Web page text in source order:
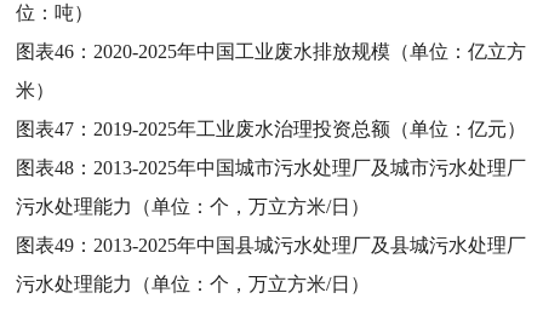
位：吨）
图表46： 2020-2025年中国工业废水排放规模（单位：亿立方
米）
图表47： 2019-2025年工业废水治理投资总额（单位：亿元）
图表48： 2013-2025年中国城市污水处理厂及城市污水处理厂
污水处理能力（单位：个，万立方米/日）
图表49： 2013-2025年中国县城污水处理厂及县城污水处理厂
污水处理能力（单位：个，万立方米/日）